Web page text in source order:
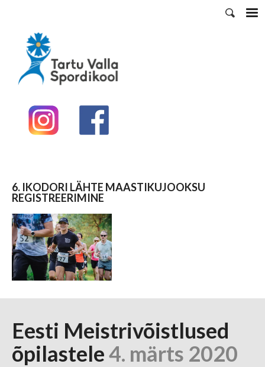
6. IKODORI LÄHTE MAASTIKUJOOKSU
REGISTREERIMINE
Eesti Meistrivõistlused
õpilastele4. märts 2020